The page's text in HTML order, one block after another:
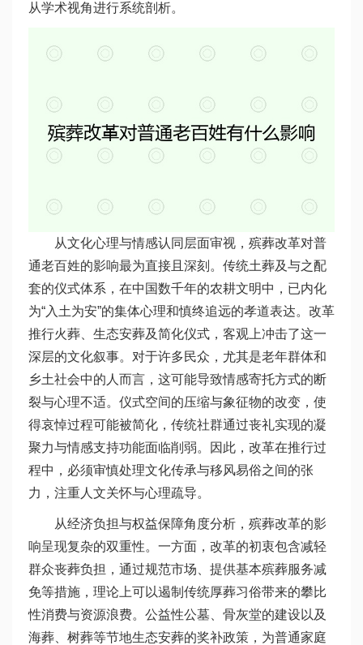
从学术视角进行系统剖析。
从文化心理与情感认同层面审视，殡葬改革对普
通老百姓的影响最为直接且深刻。传统土葬及与之配
套的仪式体系，在中国数千年的农耕文明中，已内化
为“入土为安”的集体心理和慎终追远的孝道表达。改革
推行火葬、生态安葬及简化仪式，客观上冲击了这一
深层的文化叙事。对于许多民众，尤其是老年群体和
乡土社会中的人而言，这可能导致情感寄托方式的断
裂与心理不适。仪式空间的压缩与象征物的改变，使
得哀悼过程可能被简化，传统社群通过丧礼实现的凝
聚力与情感支持功能面临削弱。因此，改革在推行过
程中，必须审慎处理文化传承与移风易俗之间的张
力，注重人文关怀与心理疏导。
从经济负担与权益保障角度分析，殡葬改革的影
响呈现复杂的双重性。一方面，改革的初衷包含减轻
群众丧葬负担，通过规范市场、提供基本殡葬服务减
免等措施，理论上可以遏制传统厚葬习俗带来的攀比
性消费与资源浪费。公益性公墓、骨灰堂的建设以及
海葬、树葬等节地生态安葬的奖补政策，为普通家庭